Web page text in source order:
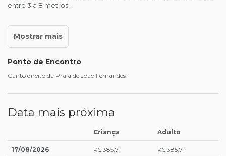
entre 3 a 8 metros.
Ponto de Encontro
Canto direito da Praia de João Fernandes
Data mais próxima
Criança Adulto
17/08/2026 R$ 385,71 R$ 385,71